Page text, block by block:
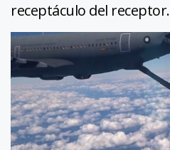
receptáculo del receptor.